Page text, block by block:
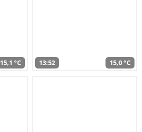
15,1 °C 13:52 15,0 °C